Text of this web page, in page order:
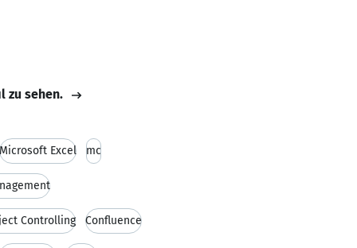
zu sehen.
Microsoft Excel mc
Controlling Confluence